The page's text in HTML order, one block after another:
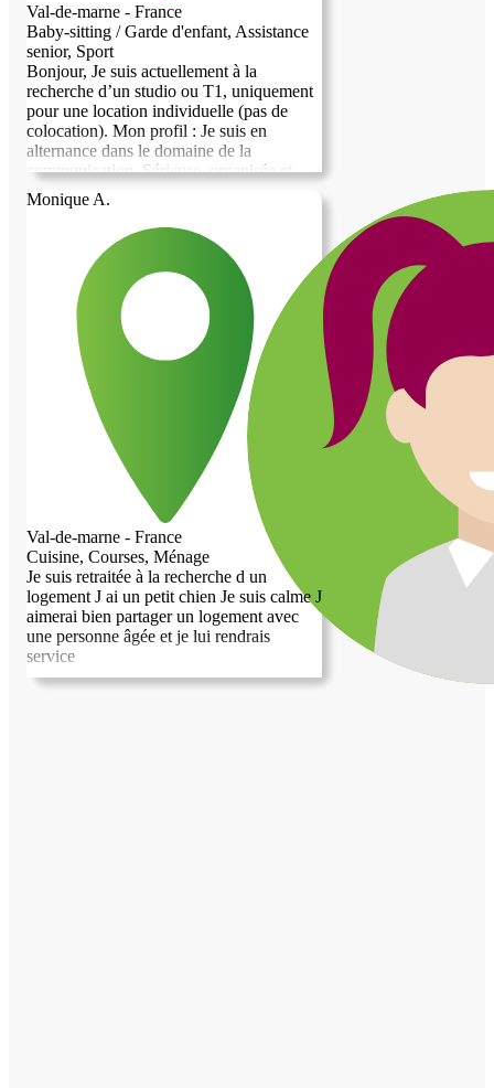
Val-de-marne - France
Baby-sitting / Garde d'enfant, Assistance
senior, Sport
Bonjour, Je suis actuellement à la
recherche d’un studio ou T1, uniquement
pour une location individuelle (pas de
colocation). Mon profil : Je suis en
alternance dans le domaine de la
communication. Sérieuse, organisée et
investie dans mon parcours, je recherche
un logement fonctionnel, calme et bien
entretenu. 🏠 Critères recherchés : •
Studio ou T1 indépendant • Avec cuisine
et salle de bain privatives • Rangements
souhaités (important) 📍 Secteurs
recherchés : Choisy-le-Roi, Orly, Thiais,
L’Haÿ-les-Roses, Vitry-sur-Seine,
Villejuif, ainsi que Saint-Maur-des-Fossés,
Sucy-en-Brie, Boissy-Saint-Léger, Limeil-
Brévannes, Valenton, Créteil, Bonneuil-
sur-Marne et plus largement tout le Val-
de-Marne et alentours. Paris possible selon
opportunité. 💰 Budget : Jusqu’à 500€
charges comprises 📄 Dossier complet
prêt à être transmis immédiatement 📅
Disponible rapidement pour une visite
Merci d’avance pour votre retour.
Cordialement,
Monique A.
Val-de-marne - France
Cuisine, Courses, Ménage
Je suis retraitée à la recherche d un
logement J ai un petit chien Je suis calme J
aimerai bien partager un logement avec
une personne âgée et je lui rendrais
service